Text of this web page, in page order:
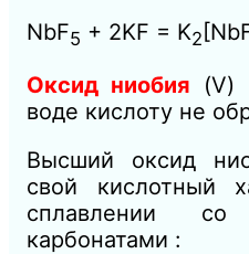
NbF5 + 2KF = K2
Оксид ниобия (V)
воде кислоту не
Высший оксид
свой кислотный
сплавлении
карбонатами :